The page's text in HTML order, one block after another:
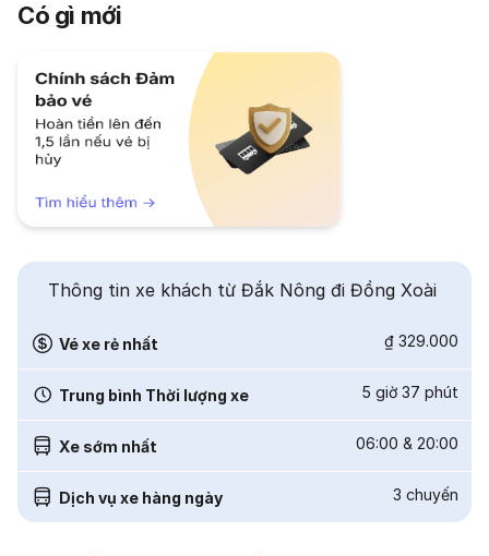
Có gì mới
Thông tin xe khách từ Đắk Nông đi Đồng Xoài
Vé xe rẻ nhất ₫ 329.000
Trung bình Thời lượng xe 5 giờ 37 phút
Xe sớm nhất 06:00 & 20:00
Dịch vụ xe hàng ngày 3 chuyến